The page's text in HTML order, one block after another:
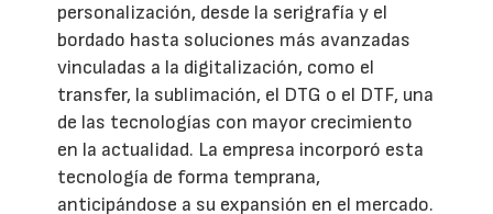
personalización, desde la serigrafía y el
bordado hasta soluciones más avanzadas
vinculadas a la digitalización, como el
transfer, la sublimación, el DTG o el DTF, una
de las tecnologías con mayor crecimiento
en la actualidad. La empresa incorporó esta
tecnología de forma temprana,
anticipándose a su expansión en el mercado.